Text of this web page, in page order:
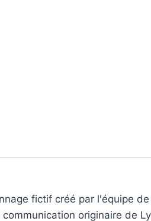
fictif créé par l'équipe
originaire de